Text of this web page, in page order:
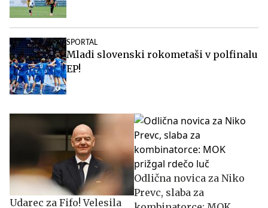
SPORTAL
Mladi slovenski rokometaši v polfinalu
EP!
Udarec za Fifo! Velesila
Odlična novica za Niko
Prevc, slaba za